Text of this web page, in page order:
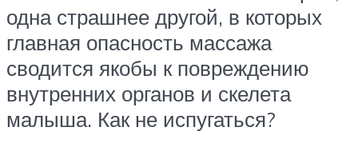
одна страшнее другой, в которых
главная опасность массажа
сводится якобы к повреждению
внутренних органов и скелета
малыша. Как не испугаться?